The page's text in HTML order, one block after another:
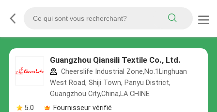
Guangzhou Qiansili Textile Co., Ltd.
Cheerslife Industrial Zone,No.1Linghuan
West Road, Shiji Town, Panyu District,
Guangzhou City,China,LA CHINE
5.0
Fournisseur vérifié